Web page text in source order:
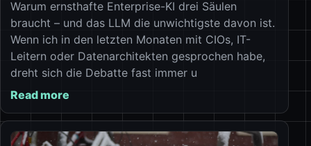
Warum ernsthafte Enterprise-KI drei Säulen
braucht – und das LLM die unwichtigste davon ist.
Wenn ich in den letzten Monaten mit CIOs, IT-
Leitern oder Datenarchitekten gesprochen habe,
dreht sich die Debatte fast immer u
Read more